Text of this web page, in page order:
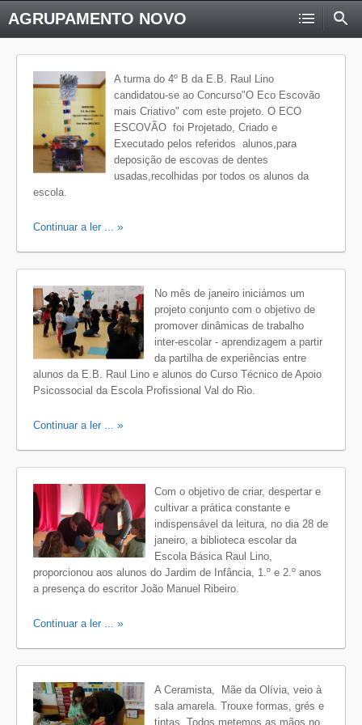
AGRUPAMENTO NOVO
A turma do 4º B da E.B. Raul Lino
candidatou-se ao Concurso"O Eco Escovão
mais Criativo" com este projeto. O ECO
ESCOVÃO foi Projetado, Criado e
Executado pelos referidos alunos,para
deposição de escovas de dentes
usadas,recolhidas por todos os alunos da
escola.
Continuar a ler ...
No mês de janeiro iniciámos um
projeto conjunto com o objetivo de
promover dinâmicas de trabalho
inter-escolar - aprendizagem a partir
da partilha de experiências entre
alunos da E.B. Raul Lino e alunos do Curso Técnico de Apoio
Psicossocial da Escola Profissional Val do Rio.
Continuar a ler ...
Com o objetivo de criar, despertar e
cultivar a prática constante e
indispensável da leitura, no dia 28 de
janeiro, a biblioteca escolar da
Escola Básica Raul Lino,
proporcionou aos alunos do Jardim de Infância, 1.º e 2.º anos
a presença do escritor João Manuel Ribeiro.
Continuar a ler ...
A Ceramista, Mãe da Olívia, veio à
sala amarela. Trouxe formas, grés e
tintas. Todos metemos as mãos no